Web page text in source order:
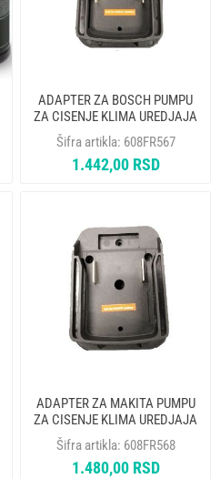
ADAPTER ZA BOSCH PUMPU
ZA CISENJE KLIMA UREDJAJA
WIPCOOL BA-1
Šifra artikla: 608FR567
1.442,00 RSD
ADAPTER ZA MAKITA PUMPU
ZA CISENJE KLIMA UREDJAJA
WIPCOOL BA-2
Šifra artikla: 608FR568
1.480,00 RSD